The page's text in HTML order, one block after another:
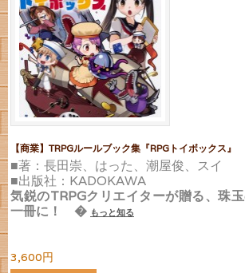
【商業】TRPGルールブック集『RPGトイボックス』
■著：長田崇、はった、潮屋俊、スイ
■出版社：KADOKAWA
気鋭のTRPGクリエイターが贈る、珠
一冊に！ � もっと知る
3,600円